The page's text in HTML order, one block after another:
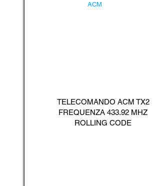
ACM
TELECOMANDO ACM TX2
FREQUENZA 433.92 MHZ
ROLLING CODE